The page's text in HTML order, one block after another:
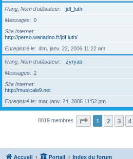
Rang, Nom d’utilisateur
jdf_luth
Messages
0
Site Internet
http://perso.wanadoo.fr/jdf.luth/
Enregistré le
dim. janv. 22, 2006 11:22 am
Rang, Nom d’utilisateur
zyryab
Messages
2
Site Internet
http://musicale9.net
Enregistré le
mar. janv. 24, 2006 11:52 pm
8819 membres Page 1sur177
1 2 3 4
Accueil Portail Index du forum